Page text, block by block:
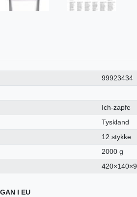
99923434
Ich-zapfe
Tyskland
12 stykke
2000 g
I EU